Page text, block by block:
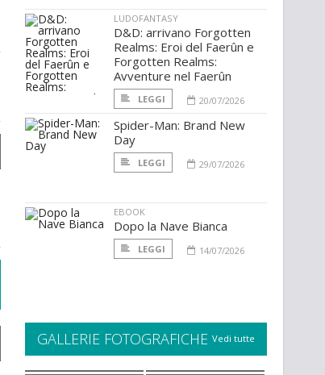
LUDOFANTASY
D&D: arrivano Forgotten
Realms: Eroi del Faerûn e
Forgotten Realms:
Avventure nel Faerûn
LEGGI 20/07/2026
Spider-Man: Brand New
Day
LEGGI 29/07/2026
EBOOK
Dopo la Nave Bianca
LEGGI 14/07/2026
GALLERIE FOTOGRAFICHE Vedi tutte